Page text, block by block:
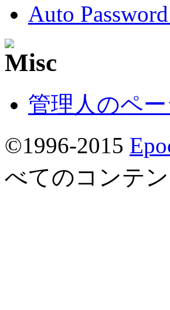
Auto
管理人のペー
©1996-2015
べてのコンテ